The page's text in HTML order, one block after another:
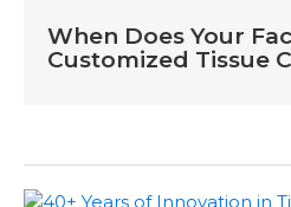
When Does Your
Customized Tissue